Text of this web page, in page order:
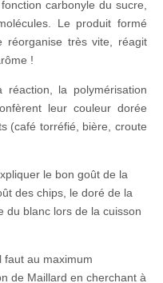
carbonyle du sucre,
Le produit formé
réorganise très vite, réagit
!
la polymérisation
leur couleur dorée
(café torréfié, bière, croute
le bon goût de la
des chips, le doré de la
du blanc lors de la cuisson
faut au maximum
de Maillard en cherchant à